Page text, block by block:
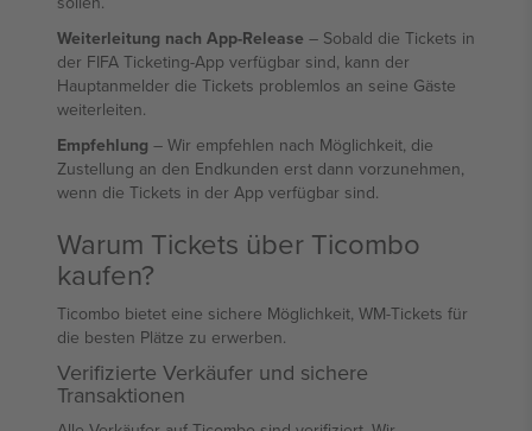
Weiterleitung nach App-Release – Sobald die Tickets in
der FIFA Ticketing-App verfügbar sind, kann der
Hauptanmelder die Tickets problemlos an seine Gäste
weiterleiten.
Empfehlung – Wir empfehlen nach Möglichkeit, die
Zustellung an den Endkunden erst dann vorzunehmen,
wenn die Tickets in der App verfügbar sind.
Warum Tickets über Ticombo
kaufen?
Ticombo bietet eine sichere Möglichkeit, WM-Tickets für
die besten Plätze zu erwerben.
Verifizierte Verkäufer und sichere
Transaktionen